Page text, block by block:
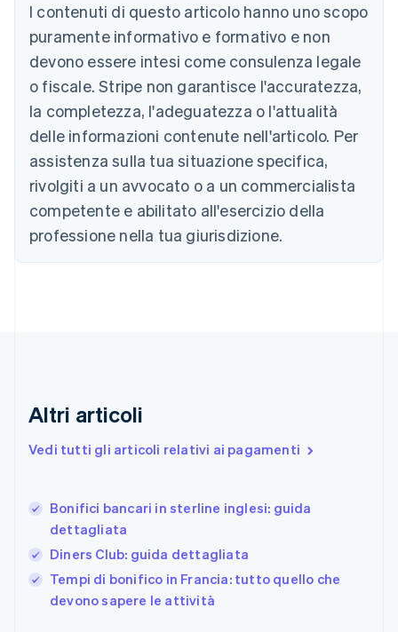
I contenuti di questo articolo hanno uno scopo
puramente informativo e formativo e non
devono essere intesi come consulenza legale
o fiscale. Stripe non garantisce l'accuratezza,
la completezza, l'adeguatezza o l'attualità
delle informazioni contenute nell'articolo. Per
assistenza sulla tua situazione specifica,
rivolgiti a un avvocato o a un commercialista
competente e abilitato all'esercizio della
professione nella tua giurisdizione.
Altri articoli
Vedi tutti gli articoli relativi ai pagamenti
Bonifici bancari in sterline inglesi: guida
dettagliata
Diners Club: guida dettagliata
Tempi di bonifico in Francia: tutto quello che
devono sapere le attività
Belgio
Nederlands FrançaisDeutschEnglish
Brasile
Português English
Bulgaria
English
Canada
EnglishFrançais
Cina continentale
简体中文
Cipro
English
Croazia
Danimarca
Francia
Germania
日本語English
Gibilterra
English
Grecia
English
India